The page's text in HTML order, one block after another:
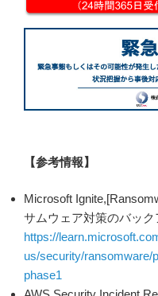
【参考情報】
Microsoft
サムウェア対策のバック
https://
us/security/ransomware/
phase1